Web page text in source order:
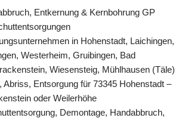
Entkernung & Kernbohrung GP
in Hohenstadt, Laichingen,
Westerheim, Gruibingen, Bad
Wiesensteig, Mühlhausen (Täle)
Abriss, Entsorgung für 73345 Hohenstadt –
oder Weilerhöhe
Demontage, Handabbruch,